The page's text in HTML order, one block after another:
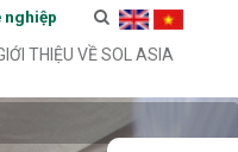
nghiệp
THIỆU VỀ SOL ASIA